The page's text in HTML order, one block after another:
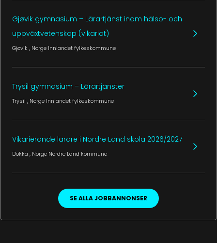
Gjøvik gymnasium – Lärartjänst inom hälso- och
uppväxtvetenskap (vikariat)
Gjøvik , Norge Innlandet fylkeskommune
Trysil gymnasium – Lärartjänster
Trysil , Norge Innlandet fylkeskommune
Vikarierande lärare i Nordre Land skola 2026/2027
Dokka , Norge Nordre Land kommune
SE ALLA JOBBANNONSER